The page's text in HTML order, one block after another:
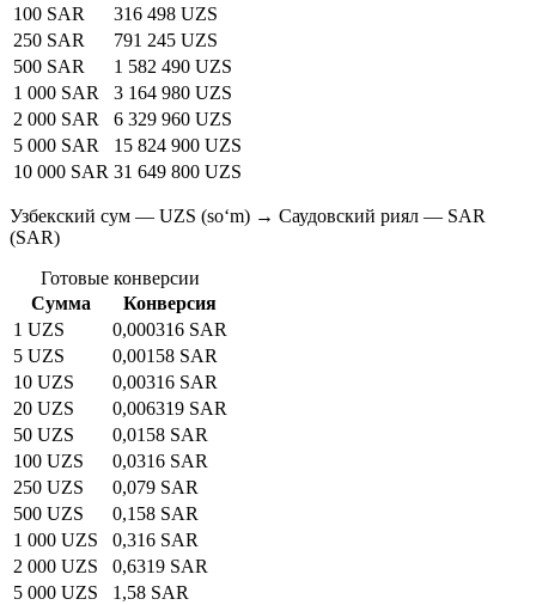
100 SAR
316 498 UZS
250 SAR
791 245 UZS
500 SAR
1 582 490 UZS
1 000 SAR
3 164 980 UZS
2 000 SAR
6 329 960 UZS
5 000 SAR
15 824 900 UZS
10 000 SAR 31 649 800 UZS
Узбекский сум — UZS (soʻm) → Саудовский риял — SAR
(SAR)
Готовые конверсии
Сумма
Конверсия
1 UZS
0,000316 SAR
5 UZS
0,00158 SAR
10 UZS
0,00316 SAR
20 UZS
0,006319 SAR
50 UZS
0,0158 SAR
100 UZS
0,0316 SAR
250 UZS
0,079 SAR
500 UZS
0,158 SAR
1 000 UZS
0,316 SAR
2 000 UZS
0,6319 SAR
5 000 UZS
1,58 SAR